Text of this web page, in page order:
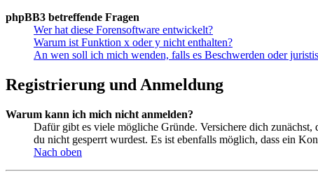
phpBB3 betreffende Fragen
Wer hat diese Forensoftware entwickelt?
Warum ist Funktion x oder y nicht enthalten?
An wen soll ich mich wenden, falls es Beschwerden oder
Registrierung und Anmeldung
Warum kann ich mich nicht anmelden?
Dafür gibt es viele mögliche Gründe. Versichere dich
du nicht gesperrt wurdest. Es ist ebenfalls möglich, dass ein
Nach oben